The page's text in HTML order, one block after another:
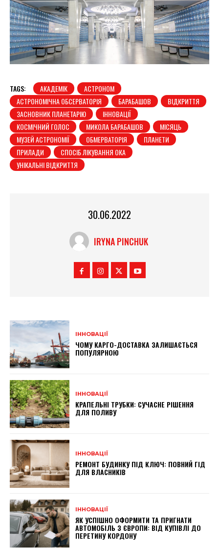
TAGS: АКАДЕМІК
АСТРОНОМ
АСТРОНОМІЧНА ОБСЕРВАТОРІЯ
БАРАБАШОВ
ВІДКРИТТЯ
ЗАСНОВНИК ПЛАНЕТАРІЮ
ІННОВАЦІЇ
КОСМІЧНИЙ ГОЛОС
МИКОЛА БАРАБАШОВ
МІСЯЦЬ
МУЗЕЙ АСТРОНОМІЇ
ОБМЕРВАТОРІЯ
ПЛАНЕТИ
ПРИЛАДИ
СПОСІБ ЛІКУВАННЯ ОКА
УНІКАЛЬНІ ВІДКРИТТЯ
30.06.2022
IRYNA PINCHUK
ІННОВАЦІЇ
ЧОМУ КАРГО-ДОСТАВКА ЗАЛИШАЄТЬСЯ
ПОПУЛЯРНОЮ
ІННОВАЦІЇ
КРАПЕЛЬНІ ТРУБКИ: СУЧАСНЕ РІШЕННЯ
ДЛЯ ПОЛИВУ
ІННОВАЦІЇ
РЕМОНТ БУДИНКУ ПІД КЛЮЧ: ПОВНИЙ ГІД
ДЛЯ ВЛАСНИКІВ
ІННОВАЦІЇ
ЯК УСПІШНО ОФОРМИТИ ТА ПРИГНАТИ
АВТОМОБІЛЬ З ЄВРОПИ: ВІД КУПІВЛІ ДО
ПЕРЕТИНУ КОРДОНУ